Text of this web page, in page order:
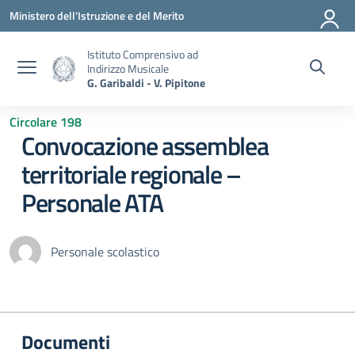
Vai ai contenuti
Vai al menu di navigazione
Vai al footer
Ministero dell'Istruzione e del Merito
Istituto Comprensivo ad
Indirizzo Musicale
G. Garibaldi - V. Pipitone
Circolare 198
Convocazione assemblea
territoriale regionale –
Personale ATA
Personale scolastico
Documenti